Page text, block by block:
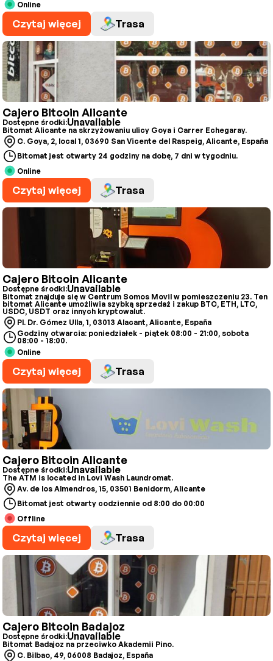
Online
Czytaj więcej Trasa
Cajero Bitcoin Alicante
Dostępne środki:Unavailable
Bitomat Alicante na skrzyżowaniu ulicy Goya i Carrer Echegaray.
C. Goya, 2, local 1, 03690 San Vicente del Raspeig, Alicante, España
Bitomat jest otwarty 24 godziny na dobę, 7 dni w tygodniu.
Online
Czytaj więcej Trasa
Cajero Bitcoin Alicante
Dostępne środki:Unavailable
Bitomat znajduje się w Centrum Somos Movil w pomieszczeniu 23. Ten
bitomat Alicante umożliwia szybką sprzedaż i zakup BTC, ETH, LTC,
USDC, USDT oraz innych kryptowalut.
Pl. Dr. Gómez Ulla, 1, 03013 Alacant, Alicante, España
Godziny otwarcia: poniedziałek - piątek 08:00 - 21:00, sobota
08:00 - 18:00.
Online
Czytaj więcej Trasa
Cajero Bitcoin Alicante
Dostępne środki:Unavailable
The ATM is located in Lovi Wash Laundromat.
Av. de los Almendros, 15, 03501 Benidorm, Alicante
Bitomat jest otwarty codziennie od 8:00 do 00:00
Offline
Czytaj więcej Trasa
Cajero Bitcoin Badajoz
Dostępne środki:Unavailable
Bitomat Badajoz na przeciwko Akademii Pino.
C. Bilbao, 49, 06008 Badajoz, España